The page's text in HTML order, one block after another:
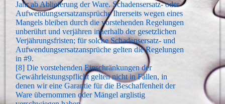
Jahr ab Ablieferung der Ware. Schadensersatz- oder
Aufwendungsersatzansprüche Ihrerseits wegen eines
Mangels bleiben durch die vorstehenden Regelungen
unberührt und verjähren innerhalb der gesetzlichen
Verjährungsfristen; für solche Schadensersatz- und
Aufwendungsersatzansprüche gelten die Regelungen
in #9.
[8] Die vorstehenden Einschränkungen der
Gewährleistungspflicht gelten nicht in Fällen, in
denen wir eine Garantie für die Beschaffenheit der
Ware übernommen oder Mängel arglistig